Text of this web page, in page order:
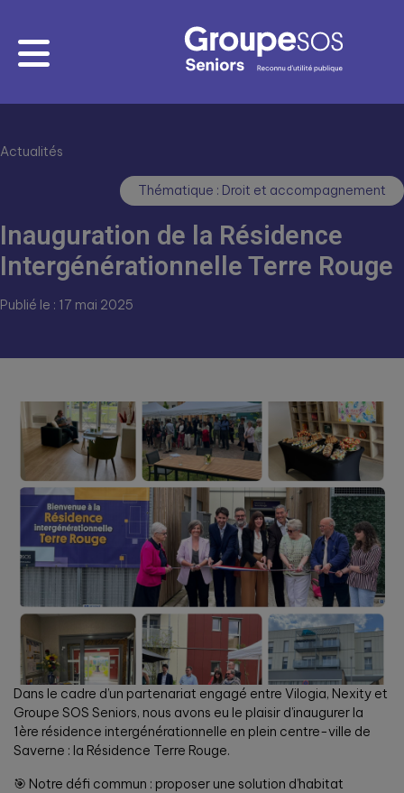
Actualités
Thématique : Droit et accompagnement
Inauguration de la Résidence
Intergénérationnelle Terre Rouge
Publié le : 17 mai 2025
Dans le cadre d’un partenariat engagé entre Vilogia, Nexity et
Groupe SOS Seniors, nous avons eu le plaisir d’inaugurer la
1ère résidence intergénérationnelle en plein centre-ville de
Saverne : la Résidence Terre Rouge.
🎯 Notre défi commun : proposer une solution d’habitat